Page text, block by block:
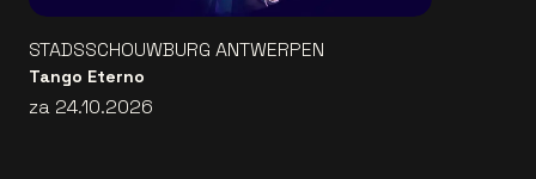
STADSSCHOUWBURG ANTWERPEN
Tango Eterno
za 24.10.2026